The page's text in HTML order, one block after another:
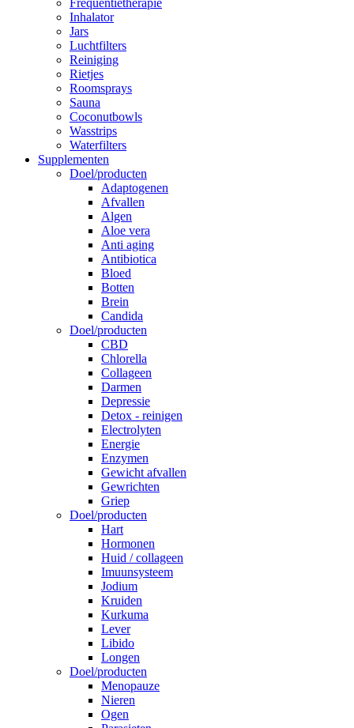
Frequentietherapie
Inhalator
Jars
Luchtfilters
Reiniging
Rietjes
Roomsprays
Sauna
Coconutbowls
Wasstrips
Waterfilters
Supplementen
Doel/producten
Adaptogenen
Afvallen
Algen
Aloe vera
Anti aging
Antibiotica
Bloed
Botten
Brein
Candida
Doel/producten
CBD
Chlorella
Collageen
Darmen
Depressie
Detox - reinigen
Electrolyten
Energie
Enzymen
Gewicht afvallen
Gewrichten
Griep
Doel/producten
Hart
Hormonen
Huid / collageen
Imuunsysteem
Jodium
Kruiden
Kurkuma
Lever
Libido
Longen
Doel/producten
Menopauze
Nieren
Ogen